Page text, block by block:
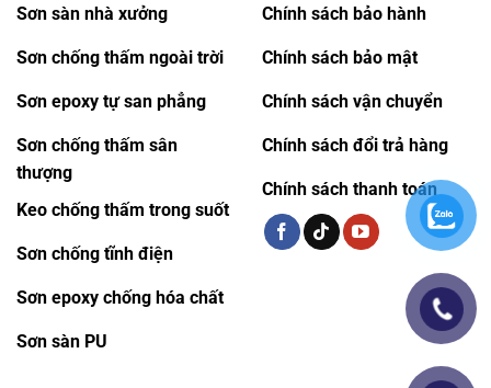
Sơn sàn nhà xưởng
Sơn chống thấm ngoài trời
Sơn epoxy tự san phẳng
Sơn chống thấm sân
thượng
Keo chống thấm trong suốt
Sơn chống tĩnh điện
Sơn epoxy chống hóa chất
Sơn sàn PU
Chính sách bảo hành
Chính sách bảo mật
Chính sách vận chuyển
Chính sách đổi trả hàng
Chính sách thanh toán